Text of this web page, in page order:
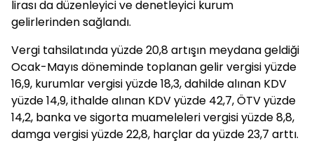
lirası da düzenleyici ve denetleyici kurum
gelirlerinden sağlandı.
Vergi tahsilatında yüzde 20,8 artışın meydana geldiği
Ocak-Mayıs döneminde toplanan gelir vergisi yüzde
16,9, kurumlar vergisi yüzde 18,3, dahilde alınan KDV
yüzde 14,9, ithalde alınan KDV yüzde 42,7, ÖTV yüzde
14,2, banka ve sigorta muameleleri vergisi yüzde 8,8,
damga vergisi yüzde 22,8, harçlar da yüzde 23,7 arttı.